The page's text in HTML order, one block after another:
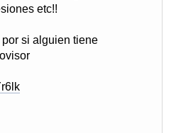
etc!!
si alguien tiene